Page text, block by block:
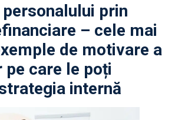
prin
– cele mai
de motivare a
pe care le poți
internă